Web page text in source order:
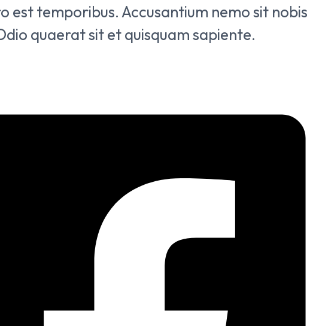
est temporibus. Accusantium nemo sit nobis
quaerat sit et quisquam sapiente.